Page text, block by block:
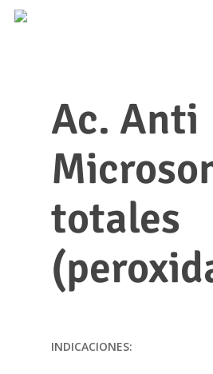
Skip
Ac. Anti
totales
INDICACIONES: